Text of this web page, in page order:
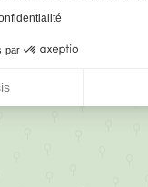
par